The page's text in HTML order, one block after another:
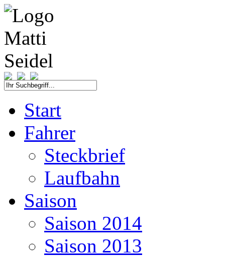
Start
Fahrer
Steckbrief
Laufbahn
Saison
Saison 2014
Saison 2013